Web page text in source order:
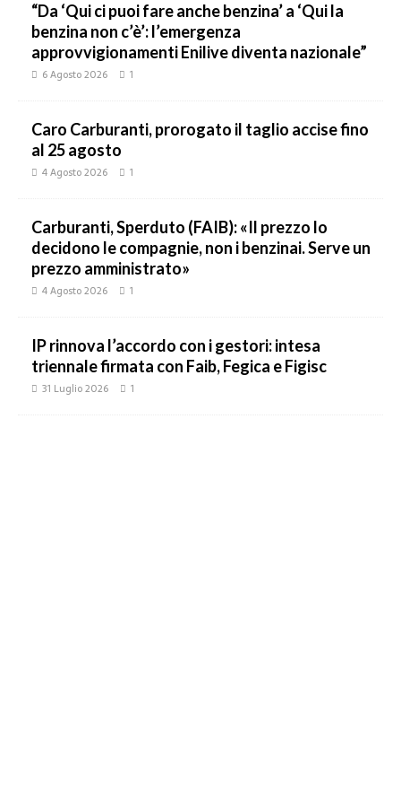
“Da ‘Qui ci puoi fare anche benzina’ a ‘Qui la
benzina non c’è’: l’emergenza
approvvigionamenti Enilive diventa nazionale”
6 Agosto 2026 1
Caro Carburanti, prorogato il taglio accise fino
al 25 agosto
4 Agosto 2026 1
Carburanti, Sperduto (FAIB): «Il prezzo lo
decidono le compagnie, non i benzinai. Serve un
prezzo amministrato»
4 Agosto 2026 1
IP rinnova l’accordo con i gestori: intesa
triennale firmata con Faib, Fegica e Figisc
31 Luglio 2026 1